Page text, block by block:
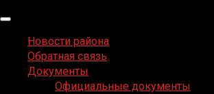
Основное
менюНовости района
Обратная связь
Документы
Официальные документы